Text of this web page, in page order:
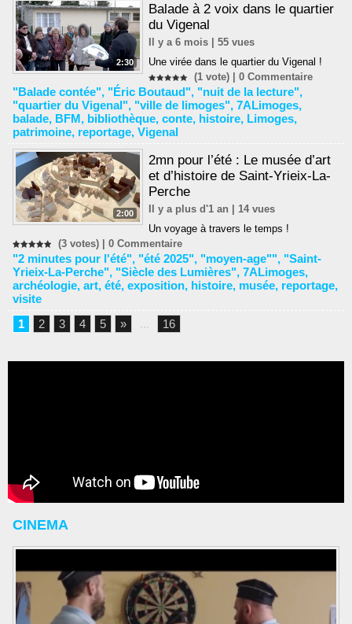
2:30
Balade à 2 voix dans le quartier
du Vigenal
Il y a 6 mois | 55 vues
Une virée dans le quartier du Vigenal !
(1 vote) |0 Commentaire
"Balade contée", "Éric Boutaud", "nuit de la lecture",
"quartier du Vigenal", "ville de limoges", 7ALimoges,
balade, BFM, bibliothèque, conte, histoire, Limoges,
patrimoine, reportage, Vigenal
2:00
2mn pour l’été : Le musée d’art
et d’histoire de Saint-Yrieix-La-
Perche
Il y a plus d'1 an | 14 vues
Un voyage à travers le temps !
(3 votes) | 0 Commentaire
"2 minutes pour l'été", "été 2025", "moyen-age"", "Saint-
Yrieix-La-Perche", "Siècle des Lumières", 7ALimoges,
archéologie, art, été, exposition, histoire, musée, reportage,
visite
1
2 3 4 5 » ... 16
CINEMA